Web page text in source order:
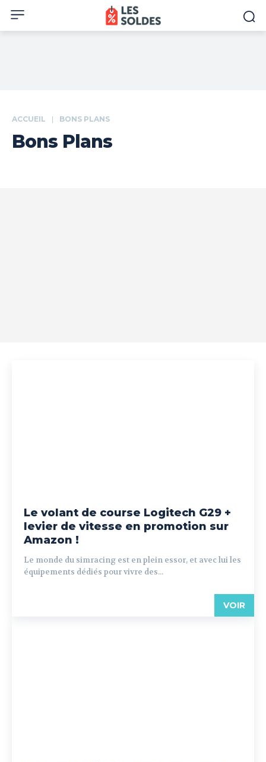
ACCUEIL BONS PLANS
Bons Plans
Le volant de course Logitech G29 +
levier de vitesse en promotion sur
Amazon !
Le monde du simracing est en plein essor, et avec lui les
équipements dédiés pour vivre des...
VOIR